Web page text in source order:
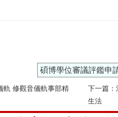
碩博學位審議評鑑申
軌 修觀音儀軌事部精
下一篇：
生法